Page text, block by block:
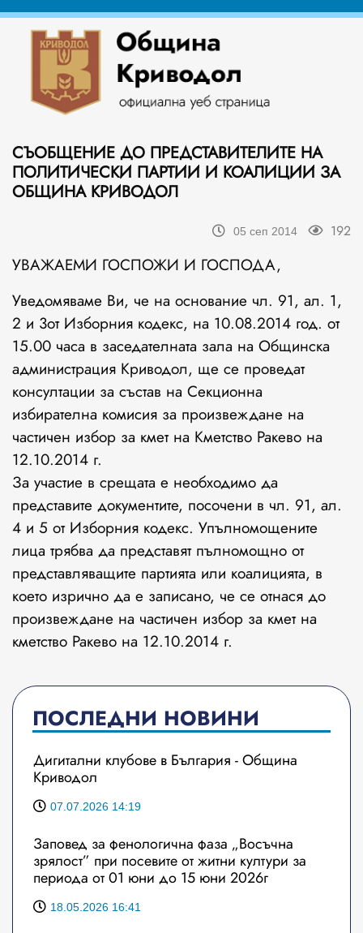
СЪОБЩЕНИЕ ДО ПРЕДСТАВИТЕЛИТЕ НА
ПОЛИТИЧЕСКИ ПАРТИИ И КОАЛИЦИИ ЗА
ОБЩИНА КРИВОДОЛ
05 сеп 2014 192
УВАЖАЕМИ ГОСПОЖИ И ГОСПОДА,
Уведомяваме Ви, че на основание чл. 91, ал. 1,
2 и 3от Изборния кодекс, на 10.08.2014 год. от
15.00 часа в заседателната зала на Общинска
администрация Криводол, ще се проведат
консултации за състав на Секционна
избирателна комисия за произвеждане на
частичен избор за кмет на Кметство Ракево на
12.10.2014 г.
За участие в срещата е необходимо да
представите документите, посочени в чл. 91, ал.
4 и 5 от Изборния кодекс. Упълномощените
лица трябва да представят пълномощно от
представляващите партията или коалицията, в
което изрично да е записано, че се отнася до
произвеждане на частичен избор за кмет на
кметство Ракево на 12.10.2014 г.
ПОСЛЕДНИ НОВИНИ
Дигитални клубове в България - Община
Криводол
07.07.2026 14:19
Заповед за фенологична фаза „Восъчна
зрялост” при посевите от житни култури за
периода от 01 юни до 15 юни 2026г
18.05.2026 16:41